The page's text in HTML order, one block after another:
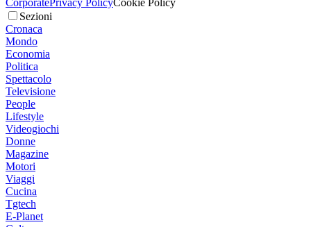
CorporatePrivacy PolicyCookie Policy
Sezioni
Cronaca
Mondo
Economia
Politica
Spettacolo
Televisione
People
Lifestyle
Videogiochi
Donne
Magazine
Motori
Viaggi
Cucina
Tgtech
E-Planet